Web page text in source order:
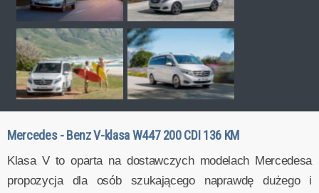
Mercedes - Benz V-klasa W447 200 CDI 136 KM
Klasa V to oparta na dostawczych modelach Mercedesa
propozycja dla osób szukającego naprawdę dużego i